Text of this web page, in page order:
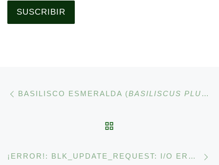
SUSCRIBIR
Navegación de la
BASILISCO ESMERALDA (BASILISCUS PLUMIFRONS
¡ERROR!: BLK_UPDATE_REQUEST: I/O ERROR, DEV FD0, SECTOR 0. NO HAY QUE ALARMARSE PORQUE TIENE FÁCIL SOLUCIÓN.